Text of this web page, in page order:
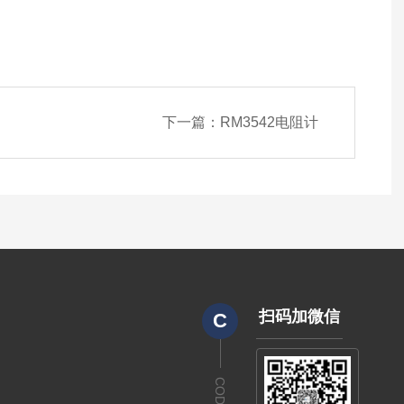
下一篇： RM3542电阻计
C
CODE
扫码加微信